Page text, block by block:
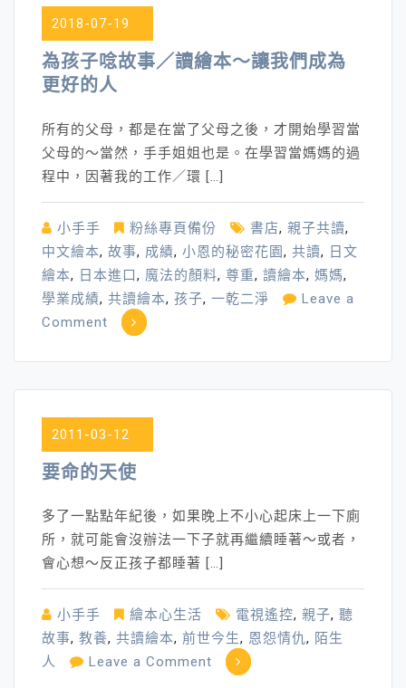
2018-07-19
為孩子唸故事／讀繪本～讓我們成為
更好的人
所有的父母，都是在當了父母之後，才開始學習當
父母的～當然，手手姐姐也是。在學習當媽媽的過
程中，因著我的工作／環 […]
小手手 粉絲專頁備份 書店, 親子共讀,
中文繪本, 故事, 成績, 小恩的秘密花園, 共讀, 日文
繪本, 日本進口, 魔法的顏料, 尊重, 讀繪本, 媽媽,
學業成績, 共讀繪本, 孩子, 一乾二淨
Leave a
Comment on
子
唸
故
事
／
讀
繪
本
2011-03-12
要命的天使
多了一點點年紀後，如果晚上不小心起床上一下廁
所，就可能會沒辦法一下子就再繼續睡著～或者，
會心想～反正孩子都睡著 […]
小手手 繪本心生活 電視遙控, 親子, 聽
故事, 教養, 共讀繪本, 前世今生, 恩怨情仇, 陌生
人
Leave a Comment on